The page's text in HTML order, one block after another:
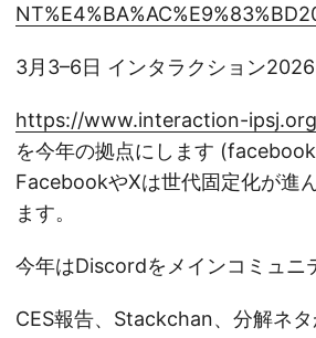
3月3–6日 インタラクション2026
https://www.interaction-
を今年の拠点にします (facebook
FacebookやXは世代固定化が進
ます。
今年はDiscordをメインコミュニ
CES報告、Stackchan、分解ネ